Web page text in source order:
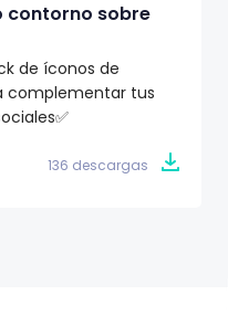
contorno sobre
de íconos de
complementar tus
136 descargas